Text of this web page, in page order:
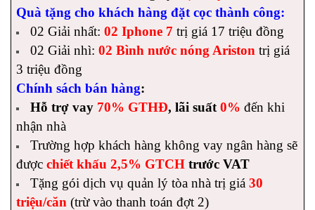
Quà tặng cho khách hàng đặt cọc thành công:
02 Giải nhất: 02 Iphone 7 trị giá 17 triệu đồng
02 Giải nhì: 02 Bình nước nóng Ariston trị giá
3 triệu đồng
Chính sách bán hàng:
Hỗ trợ vay 70% GTHĐ, lãi suất 0% đến khi
nhận nhà
Trường hợp khách hàng không vay ngân hàng sẽ
được chiết khấu 2,5% GTCH trước VAT
Tặng gói dịch vụ quản lý tòa nhà trị giá 30
triệu/căn (trừ vào thanh toán đợt 2)